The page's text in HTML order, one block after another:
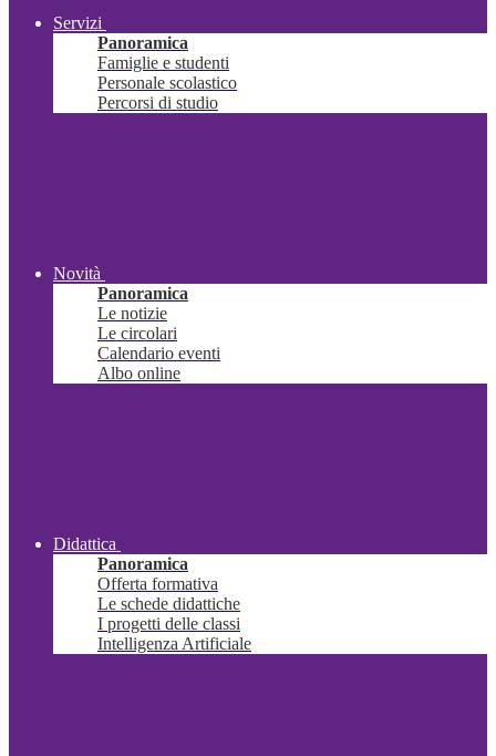
Servizi
Panoramica
Famiglie e studenti
Personale scolastico
Percorsi di studio
Novità
Panoramica
Le notizie
Le circolari
Calendario eventi
Albo online
Didattica
Panoramica
Offerta formativa
Le schede didattiche
I progetti delle classi
Intelligenza Artificiale